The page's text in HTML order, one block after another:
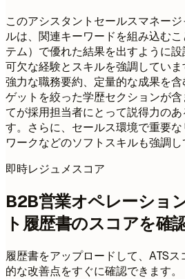
このアシスタントセールスマネー
ルは、関連キーワードを組み込む
テム）で優れた結果を出すように
可欠な経験とスキルを強調していま
強力な職務要約、定量的な成果を
ゲットを絞った学歴セクションが
てが採用担当者にとって説得力の
す。さらに、セールス環境で重要
ワークなどのソフトスキルも強調し
即時レジュメスコア
B2B営業オペレーショ
ト履歴書のスコアを確
履歴書をアップロードして、ATS
的な改善点をすぐに確認できます。